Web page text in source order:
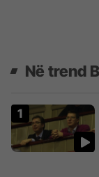
Në trend